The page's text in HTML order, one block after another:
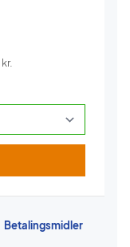
kr.
Betalingsmidler